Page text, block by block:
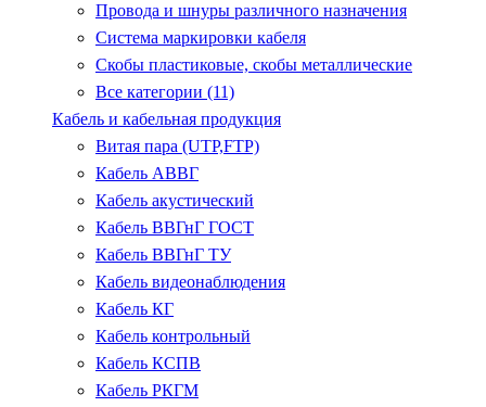
Провода и шнуры различного назначения
Система маркировки кабеля
Скобы пластиковые, скобы металлические
Все категории (11)
Кабель и кабельная продукция
Витая пара (UTP,FTP)
Кабель АВВГ
Кабель акустический
Кабель ВВГнГ ГОСТ
Кабель ВВГнГ ТУ
Кабель видеонаблюдения
Кабель КГ
Кабель контрольный
Кабель КСПВ
Кабель РКГМ